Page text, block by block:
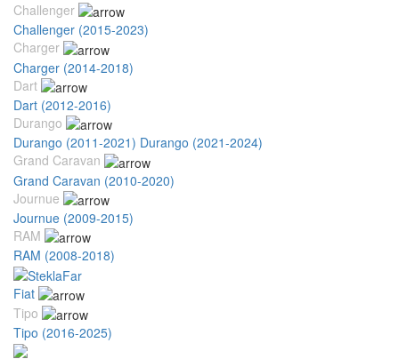
Challenger
Challenger (2015-2023)
Charger
Charger (2014-2018)
Dart
Dart (2012-2016)
Durango
Durango (2011-2021) Durango (2021-2024)
Grand Caravan
Grand Caravan (2010-2020)
Journue
Journue (2009-2015)
RAM
RAM (2008-2018)
Fiat
Tipo
Tipo (2016-2025)